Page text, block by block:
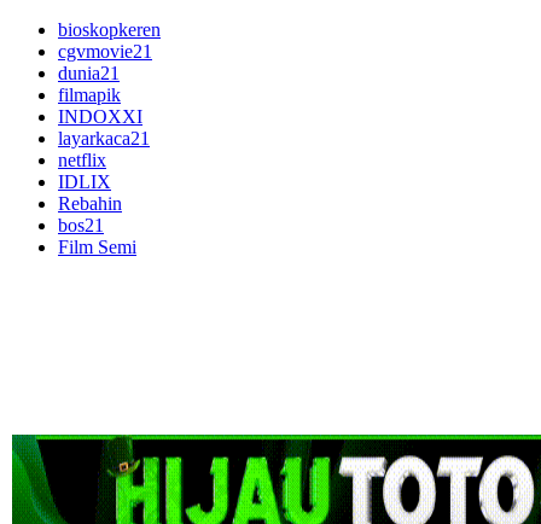
bioskopkeren
cgvmovie21
dunia21
filmapik
INDOXXI
layarkaca21
netflix
IDLIX
Rebahin
bos21
Film Semi